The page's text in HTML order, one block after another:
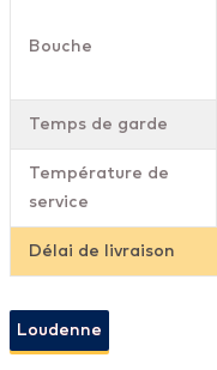
Bouche
Temps de garde
Température de
service
Délai de livraison
Loudenne